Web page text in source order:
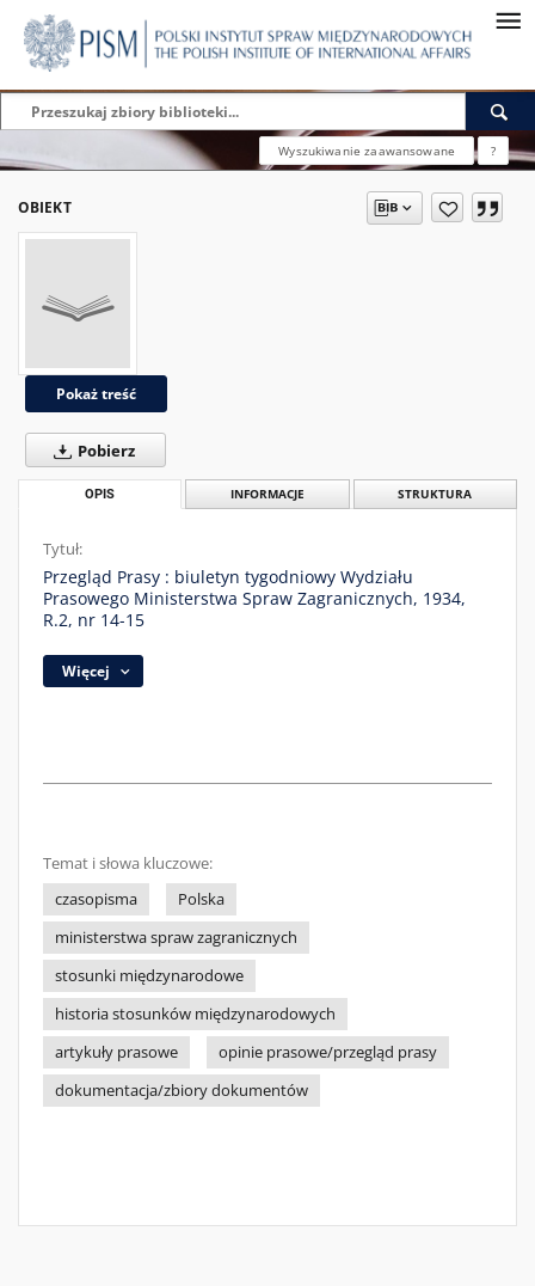
Wyszukiwanie zaawansowane ?
OBIEKT
Pokaż treść
Pobierz
OPIS INFORMACJE STRUKTURA
Tytuł:
Przegląd Prasy : biuletyn tygodniowy Wydziału
Prasowego Ministerstwa Spraw Zagranicznych, 1934,
R.2, nr 14-15
Więcej
Temat i słowa kluczowe:
czasopisma
Polska
ministerstwa spraw zagranicznych
stosunki międzynarodowe
historia stosunków międzynarodowych
artykuły prasowe
opinie prasowe/przegląd prasy
dokumentacja/zbiory dokumentów